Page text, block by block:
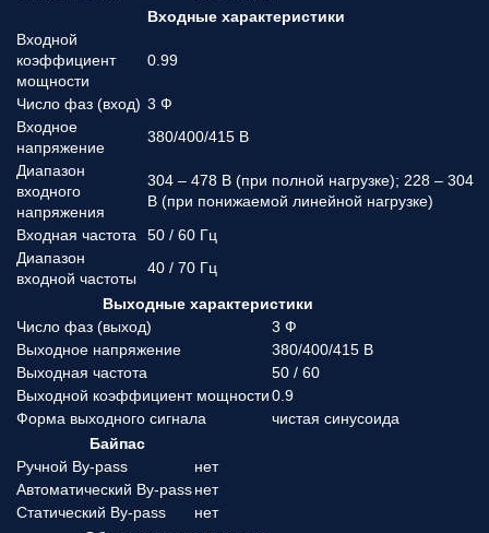
Входные характеристики
Входной
коэффициент
мощности
0.99
Число фаз (вход) 3 Ф
Входное
напряжение
380/400/415 В
Диапазон
входного
напряжения
304 – 478 В (при полной нагрузке); 228 – 304
В (при понижаемой линейной нагрузке)
Входная частота
50 / 60 Гц
Диапазон
входной частоты
40 / 70 Гц
Выходные характеристики
Число фаз (выход)
3 Ф
Выходное напряжение
380/400/415 В
Выходная частота
50 / 60
Выходной коэффициент мощности0.9
Форма выходного сигнала
чистая синусоида
Байпас
Ручной By-pass
нет
Автоматический By-passнет
Статический By-pass
нет